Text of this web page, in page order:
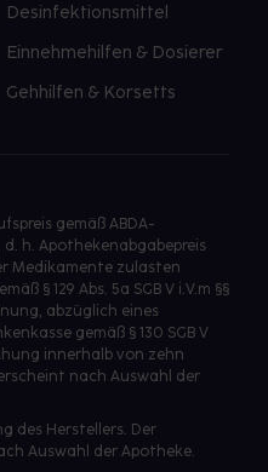
Desinfektionsmittel
Einnehmehilfen & Dosierer
Gehhilfen & Korsetts
gemäß ABDA-
h. Apothekenabgabepreis
Medikamente zulasten
§ 129 Abs. 5a SGB V i.V.m §§
abzüglich eines
gemäß § 130 SGB V
innerhalb von zehn
nach Auswahl der
des Herstellers. Der
Auswahl der Apotheke.